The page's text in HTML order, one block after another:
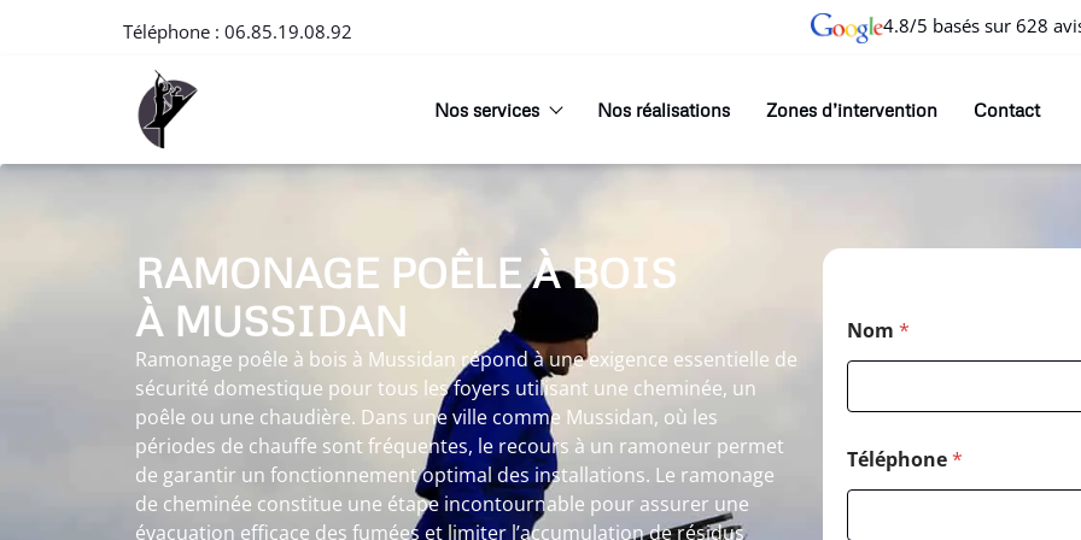
Téléphone : 06.85.19.08.92 4.8/5 basés sur 628
Nos services Nos réalisations Zones d’intervention Contact
RAMONAGE POÊLE À BOIS
À MUSSIDAN
Ramonage poêle à bois à Mussidan répond à une exigence essentielle de
sécurité domestique pour tous les foyers utilisant une cheminée, un
poêle ou une chaudière. Dans une ville comme Mussidan, où les
périodes de chauffe sont fréquentes, le recours à un ramoneur permet
de garantir un fonctionnement optimal des installations. Le ramonage
de cheminée constitue une étape incontournable pour assurer une
évacuation efficace des fumées et limiter l’accumulation de résidus
Nom *
Téléphone*